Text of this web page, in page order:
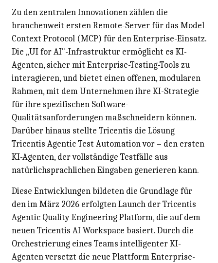
Zu den zentralen Innovationen zählen die
branchenweit ersten Remote-Server für das Model
Context Protocol (MCP) für den Enterprise-Einsatz.
Die „UI for AI"-Infrastruktur ermöglicht es KI-
Agenten, sicher mit Enterprise-Testing-Tools zu
interagieren, und bietet einen offenen, modularen
Rahmen, mit dem Unternehmen ihre KI-Strategie
für ihre spezifischen Software-
Qualitätsanforderungen maßschneidern können.
Darüber hinaus stellte Tricentis die Lösung
Tricentis Agentic Test Automation vor – den ersten
KI-Agenten, der vollständige Testfälle aus
natürlichsprachlichen Eingaben generieren kann.
Diese Entwicklungen bildeten die Grundlage für
den im März 2026 erfolgten Launch derTricentis
Agentic Quality Engineering Platform, die auf dem
neuen Tricentis AI Workspace basiert. Durch die
Orchestrierung eines Teams intelligenter KI-
Agenten versetzt die neue Plattform Enterprise-